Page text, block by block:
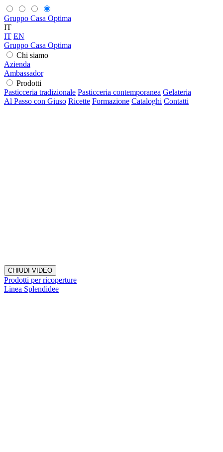
Gruppo Casa Optima
IT
IT EN
Gruppo Casa Optima
Chi siamo
Azienda
Ambassador
Prodotti
Pasticceria tradizionale Pasticceria contemporanea Gelateria
Al Passo con Giuso Ricette Formazione Cataloghi Contatti
CHIUDI VIDEO
Prodotti per ricoperture
Linea Splendidee